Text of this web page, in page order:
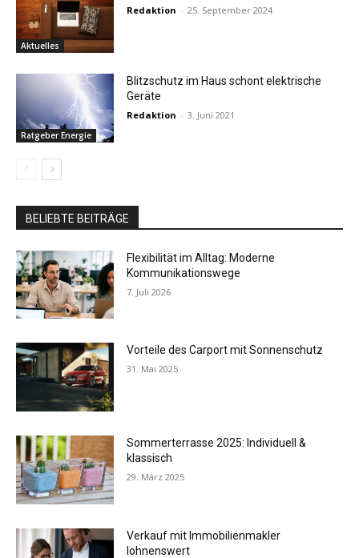
Aktuelles
Redaktion - 25. September 2024
Ratgeber Energie
Blitzschutz im Haus schont elektrische
Geräte
Redaktion - 3. Juni 2021
BELIEBTE BEITRÄGE
Flexibilität im Alltag: Moderne
Kommunikationswege
7. Juli 2026
Vorteile des Carport mit Sonnenschutz
31. Mai 2025
Sommerterrasse 2025: Individuell &
klassisch
29. März 2025
Verkauf mit Immobilienmakler
lohnenswert